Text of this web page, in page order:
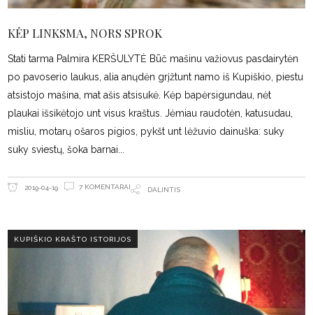
KĖP LINKSMA, NORS SPROK
Stati tarma Palmira KERŠULYTĖ Būč mašinu važiovus pasdairytėn
po pavoserio laukus, alia anųdėn grįžtunt namo iš Kupiškio, piestu
atsistojo mašina, mat ašis atsisukė. Kėp bapėrsigundau, nėt
plaukai išsikėtojo unt visus kraštus. Jėmiau raudotėn, katusudau,
misliu, motarų ošaros pigios, pykšt unt lėžuvio dainuška: suky
suky sviestų, šoka barnai
2019-04-19 7 KOMENTARAI DALINTIS
KUPIŠKIO KRAŠTO ISTORIJOS